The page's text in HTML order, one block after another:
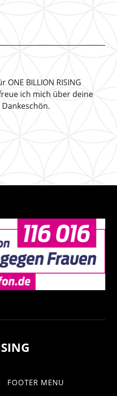
BILLION RISING
ich mich über deine
FOOTER MENU